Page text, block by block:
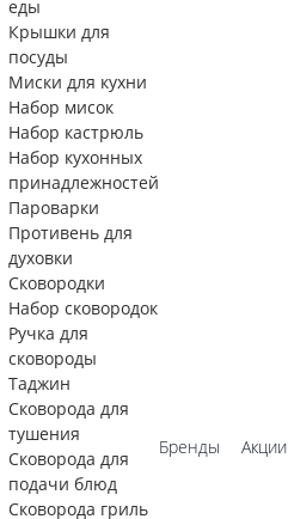
еды
Крышки для
посуды
Миски для кухни
Набор мисок
Набор кастрюль
Набор кухонных
принадлежностей
Пароварки
Противень для
духовки
Сковородки
Набор сковородок
Ручка для
сковороды
Таджин
Сковорода для
тушения
Сковорода для
подачи блюд
Сковорода гриль
Бренды Акции